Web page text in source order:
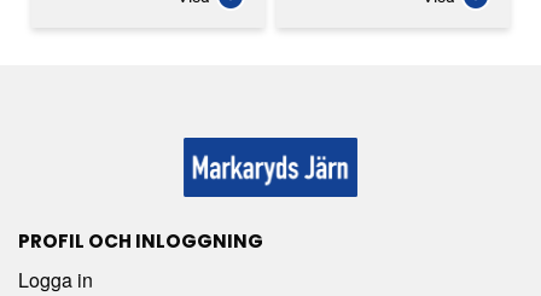
PROFIL OCH INLOGGNING
Logga in